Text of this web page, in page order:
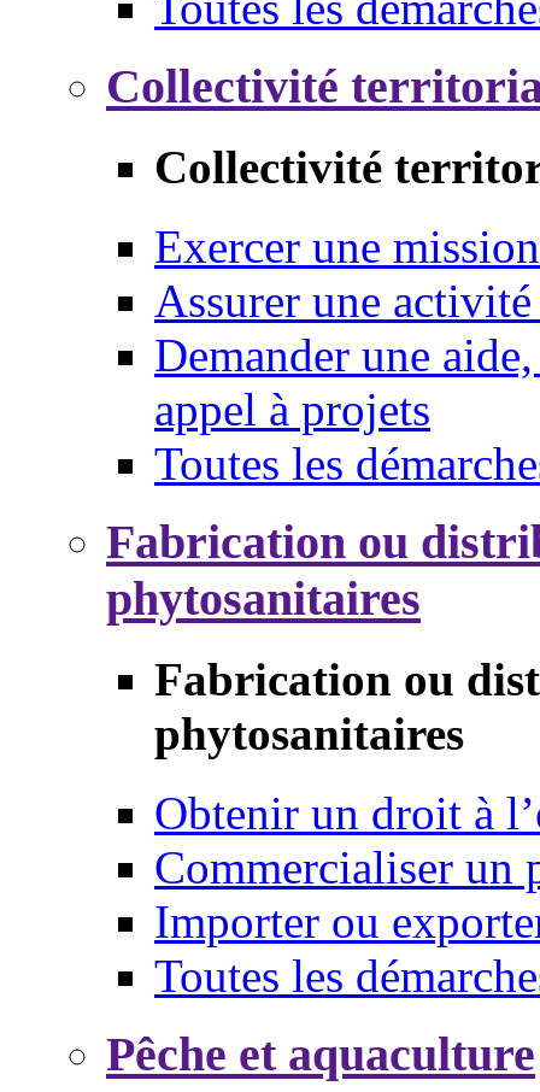
Collectivité
Collectivité
Exercer une mission
Assurer une
Demander une
appel à projets
Toutes les
Fabrication ou
phytosanitaires
Fabrication ou
phytosanitaires
Obtenir un droit à
Commercialiser un
Importer ou
Toutes les
Pêche et aquaculture